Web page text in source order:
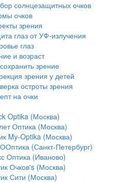
солнцезащитных очков
очков
зрения
глаз от УФ-излучения
глаз
и возраст
зрение
зрения у детей
остроты зрения
на очки
Optika (Москва)
Оптика (Москва)
My-Optika (Москва)
(Санкт-Петербург)
Оптика (Иваново)
Очков's (Москва)
Сити (Москва)